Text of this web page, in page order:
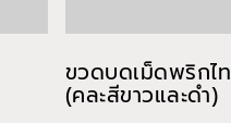
ขวดบดเม็ดพริก
(คละสีขาวและดำ)